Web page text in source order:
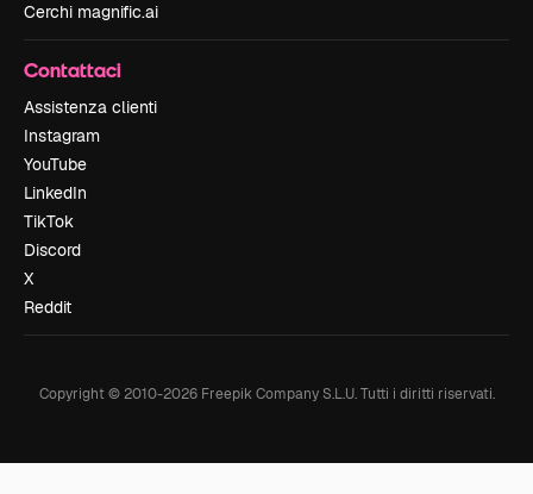
Cerchi magnific.ai
Contattaci
Assistenza clienti
Instagram
YouTube
LinkedIn
TikTok
Discord
X
Reddit
Copyright © 2010-2026Freepik Company S.L.U. Tutti i diritti riservati.